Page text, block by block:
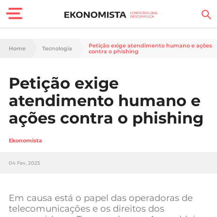
Finanças Pessoais
Carreira
Casa
Lifestyle
Sociedade
Negócios
Home Tecnologia
Petição exige atendimento humano e ações
contra o phishing
Petição exige
atendimento humano e
ações contra o phishing
Ekonomista
04 Fev, 2025
Em causa está o papel das operadoras de
telecomunicações e os direitos dos